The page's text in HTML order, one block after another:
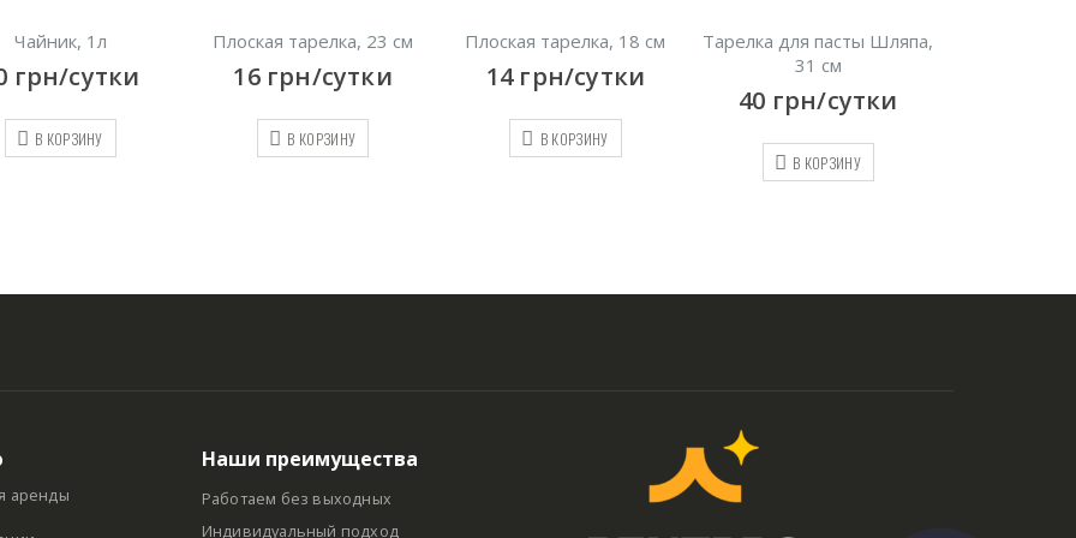
Чайник, 1л
грн/сутки
В КОРЗИНУ
Плоская тарелка, 23 см
16 грн/сутки
В КОРЗИНУ
Плоская тарелка, 18 см
14 грн/сутки
В КОРЗИНУ
Тарелка для пасты Шляпа,
31 см
40 грн/сутки
В КОРЗИНУ
аренды
Наши преимущества
Работаем без выходных
Индивидуальный подход